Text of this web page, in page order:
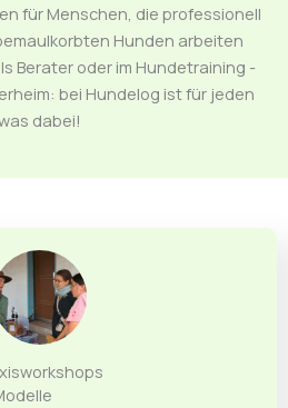
für Menschen, die professionell
Hunden arbeiten
Berater oder im Hundetraining -
bei Hundelog ist für jeden
dabei!